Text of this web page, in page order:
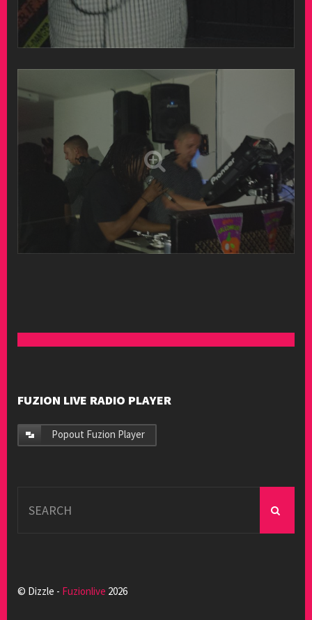
FUZION LIVE RADIO PLAYER
Popout Fuzion Player
for:
© Dizzle - Fuzionlive 2026